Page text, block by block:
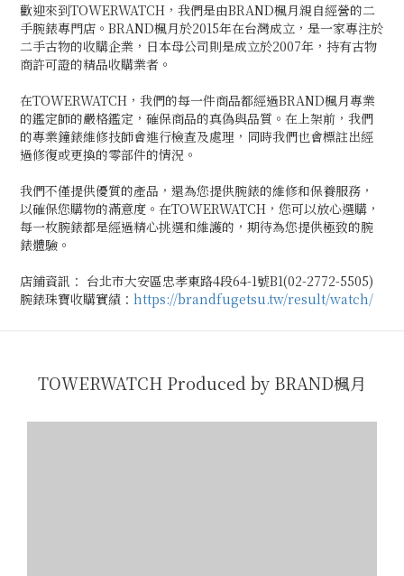
歡迎來到TOWERWATCH，我們是由BRAND楓月親自經營的二
手腕錶專門店。BRAND楓月於2015年在台灣成立，是一家專注於
二手古物的收購企業，日本母公司則是成立於2007年，持有古物
商許可證的精品收購業者。
在TOWERWATCH，我們的每一件商品都經過BRAND楓月專業
的鑑定師的嚴格鑑定，確保商品的真偽與品質。在上架前，我們
的專業鐘錶維修技師會進行檢查及處理，同時我們也會標註出經
過修復或更換的零部件的情況。
我們不僅提供優質的產品，還為您提供腕錶的維修和保養服務，
以確保您購物的滿意度。在TOWERWATCH，您可以放心選購，
每一枚腕錶都是經過精心挑選和維護的，期待為您提供極致的腕
錶體驗。
店鋪資訊： 台北市大安區忠孝東路4段64-1號B1(02-2772-5505)
腕錶珠寶收購實績： https://brandfugetsu.tw/result/watch/
TOWERWATCH Produced by BRAND楓月